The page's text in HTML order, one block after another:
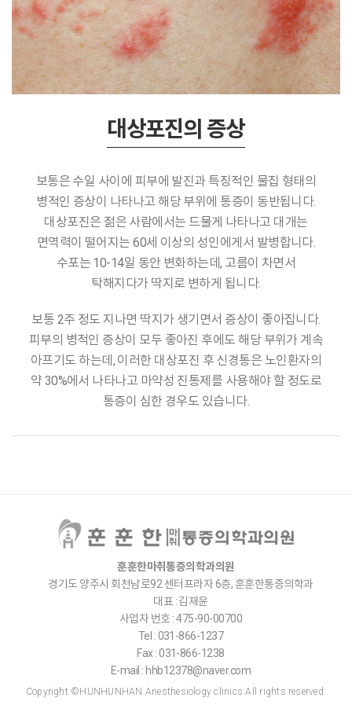
대상포진의 증상
보통은 수일 사이에 피부에 발진과 특징적인 물집 형태의
병적인 증상이 나타나고 해당 부위에 통증이 동반됩니다.
대상포진은 젊은 사람에서는 드물게 나타나고 대개는
면역력이 떨어지는 60세 이상의 성인에게서 발병합니다.
수포는 10-14일 동안 변화하는데, 고름이 차면서
탁해지다가 딱지로 변하게 됩니다.
보통 2주 정도 지나면 딱지가 생기면서 증상이 좋아집니다.
피부의 병적인 증상이 모두 좋아진 후에도 해당 부위가 계속
아프기도 하는데, 이러한 대상포진 후 신경통은 노인환자의
약 30%에서 나타나고 마약성 진통제를 사용해야 할 정도로
통증이 심한 경우도 있습니다.
훈훈한마취통증의학과의원
경기도 양주시 회천남로92 센터프라자 6층, 훈훈한통증의학과
대표 : 김재윤
사업자 번호 : 475-90-00700
Tel : 031-866-1237
Fax : 031-866-1238
E-mail : hhb12378@naver.com
Copyright ©HUNHUNHAN Anesthesiology clinics All rights reserved.